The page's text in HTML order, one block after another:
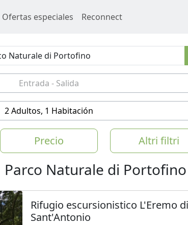
Ofertas especiales Reconnect
2 Adultos, 1 Habitación
Precio Altri filtri
Parco Naturale di Portofino
Rifugio escursionistico L'Eremo di
Sant'Antonio